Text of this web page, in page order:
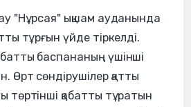
"Нұрсая" ықшам ауданында
тұрғын үйде тіркелді.
баспананың үшінші
Өрт сөндірушілер қатты
төртінші қабатты тұратын